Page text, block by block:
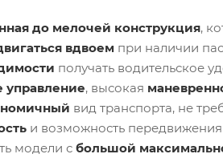
до мелочей конструкция,
вдвоем при наличии
получать водительское
управление, высокая
вид транспорта, не
и возможность передвижения
модели с большой